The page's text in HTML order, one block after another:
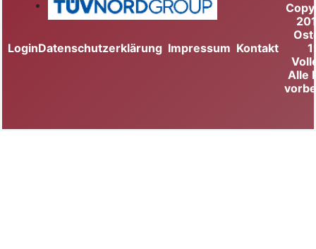
LoginDatenschutzerklärung Impressum Kontakt
Alle